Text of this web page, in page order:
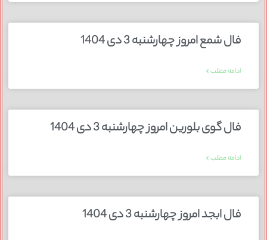
فال شمع امروز چهارشنبه 3 دی 1404
ادامه مطلب »
فال گوی بلورین امروز چهارشنبه 3 دی 1404
ادامه مطلب »
فال ابجد امروز چهارشنبه 3 دی 1404